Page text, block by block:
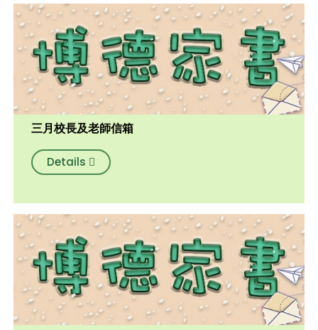
三月校長及老師信箱
Details